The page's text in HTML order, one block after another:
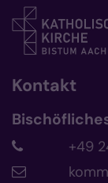
Kontakt
+49